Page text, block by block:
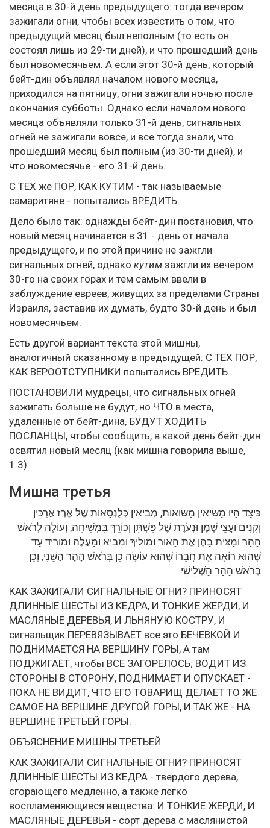
месяца в 30-й день предыдущего: тогда вечером
зажигали огни, чтобы всех известить о том, что
предыдущий месяц был неполным (то есть он
состоял лишь из 29-ти дней), и что прошедший день
был новомесячьем. А если этот 30-й день, который
бейт-дин объявлял началом нового месяца,
приходился на пятницу, огни зажигали ночью после
окончания субботы. Однако если началом нового
месяца объявляли только 31-й день, сигнальных
огней не зажигали вовсе, и все тогда знали, что
прошедший месяц был полным (из 30-ти дней), и
что новомесячье - его 31-й день.
С ТЕХ же ПОР, КАК КУТИМ - так называемые
самаритяне - попытались ВРЕДИТЬ.
Дело было так: однажды бейт-дин постановил, что
новый месяц начинается в 31 - день от начала
предыдущего, и по этой причине не зажгли
сигнальных огней, однако кутим зажгли их вечером
30-го на своих горах и тем самым ввели в
заблуждение евреев, живущих за пределами Страны
Израиля, заставив их думать, будто 30-й день и был
новомесячьем.
Есть другой вариант текста этой мишны,
аналогичный сказанному в предыдущей: С ТЕХ ПОР,
КАК ВЕРООТСТУПНИКИ попытались ВРЕДИТЬ.
ПОСТАНОВИЛИ мудрецы, что сигнальных огней
зажигать больше не будут, но ЧТО в места,
удаленные от бейт-дина, БУДУТ ХОДИТЬ
ПОСЛАНЦЫ, чтобы сообщить, в какой день бейт-дин
освятил новый месяц (как мишна говорила выше,
1:3).
Мишна третья
כֵּיצַד הָיוּ מַשִּׂיאִין מַשּׂוּאוֹת, מְבִיאִין כְּלֻנְסָאוֹת שֶׁל אֶרֶז אֲרֻכִּין
וְקָנִים וַעֲצֵי שֶׁמֶן וּנְעֹרֶת שֶׁל פִּשְׁתָּן וְכוֹרֵךְ בִּמְשִׁיחָה, וְעוֹלֶה לְרֹאשׁ
הָהָר וּמַצִּית בָּהֶן אֶת הָאוּר וּמוֹלִיךְ וּמֵבִיא וּמַעֲלֶה וּמוֹרִיד עַד
שֶׁהוּא רוֹאֶה אֶת חֲבֵרוֹ שֶׁהוּא עוֹשֶׂה כֵן בְּרֹאשׁ הָהָר הַשֵּׁנִי, וְכֵן
בְּרֹאשׁ הָהָר הַשְּׁלִישִׁי
КАК ЗАЖИГАЛИ СИГНАЛЬНЫЕ ОГНИ? ПРИНОСЯТ
ДЛИННЫЕ ШЕСТЫ ИЗ КЕДРА, И ТОНКИЕ ЖЕРДИ, И
МАСЛЯНЫЕ ДЕРЕВЬЯ, И ЛЬНЯНУЮ КОСТРУ, И
сигнальщик ПЕРЕВЯЗЫВАЕТ все это БЕЧЕВКОЙ И
ПОДНИМАЕТСЯ НА ВЕРШИНУ ГОРЫ, А там
ПОДЖИГАЕТ, чтобы ВСЕ ЗАГОРЕЛОСЬ; ВОДИТ ИЗ
СТОРОНЫ В СТОРОНУ, ПОДНИМАЕТ И ОПУСКАЕТ -
ПОКА НЕ ВИДИТ, ЧТО ЕГО ТОВАРИЩ ДЕЛАЕТ ТО ЖЕ
САМОЕ НА ВЕРШИНЕ ДРУГОЙ ГОРЫ, И ТАК ЖЕ - НА
ВЕРШИНЕ ТРЕТЬЕЙ ГОРЫ.
ОБЪЯСНЕНИЕ МИШНЫ ТРЕТЬЕЙ
КАК ЗАЖИГАЛИ СИГНАЛЬНЫЕ ОГНИ? ПРИНОСЯТ
ДЛИННЫЕ ШЕСТЫ ИЗ КЕДРА - твердого дерева,
сгорающего медленно, а также легко
воспламеняющиеся вещества: И ТОНКИЕ ЖЕРДИ, И
МАСЛЯНЫЕ ДЕРЕВЬЯ - сорт дерева с маслянистой